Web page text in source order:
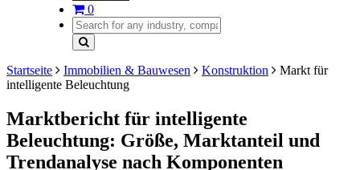
0
Startseite Immobilien & Bauwesen Konstruktion
Markt für
intelligente Beleuchtung
Marktbericht für intelligente
Beleuchtung: Größe, Marktanteil und
Trendanalyse nach Komponenten